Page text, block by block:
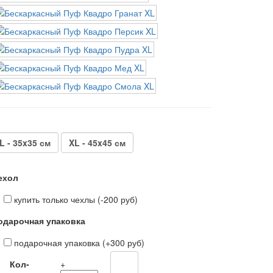
L - 35x35 см XL - 45x45 см
купить только чехлы (-200 руб)
упаковка
подарочная упаковка (+300 руб)
Кол-
+